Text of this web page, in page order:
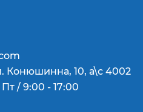
Конюшинна, 10, а\с 4002
/ 9:00 - 17:00